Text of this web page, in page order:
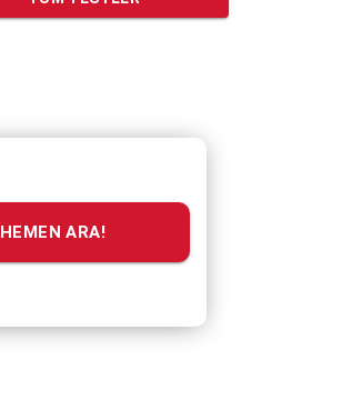
HEMEN ARA!